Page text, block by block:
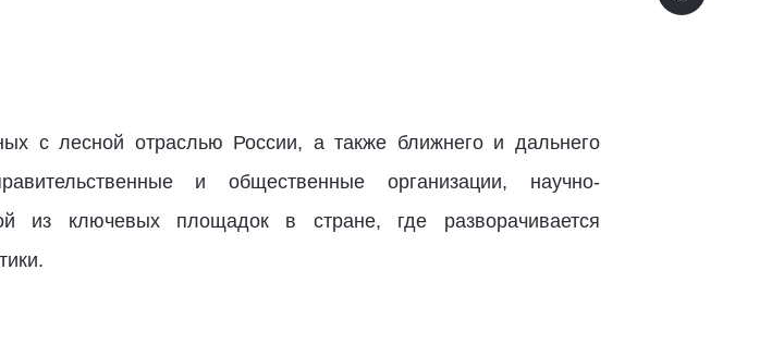
с лесной отраслью России, а также ближнего и дальнего
и общественные организации, научно-
из ключевых площадок в стране, где разворачивается